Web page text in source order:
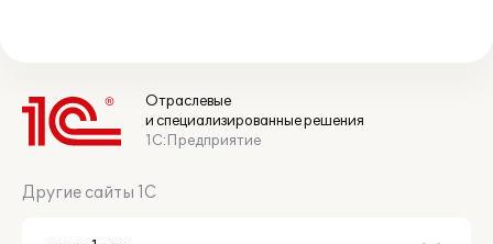
Отраслевые
и специализированные решения
1С:Предприятие
Другие сайты 1С